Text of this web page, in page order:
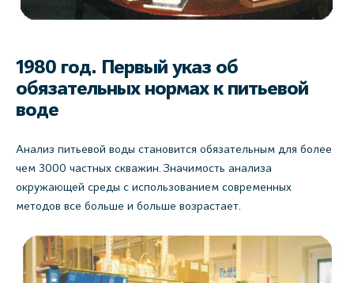
1980 год. Первый указ об
обязательных нормах к питьевой
воде
Анализ питьевой воды становится обязательным для более
чем 3000 частных скважин. Значимость анализа
окружающей среды с использованием современных
методов все больше и больше возрастает.